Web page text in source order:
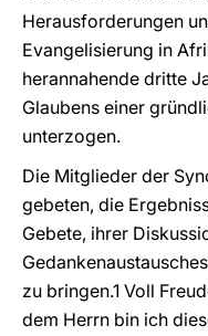
Herausforderungen
Evangelisierung in
herannahende dritte
Glaubens einer
unterzogen.
Die Mitglieder der
gebeten, die
Gebete, ihrer
zu bringen.1 Voll
dem Herrn bin ich